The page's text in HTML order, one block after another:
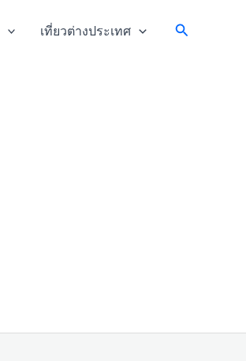
เที่ยวต่างประเทศ Search